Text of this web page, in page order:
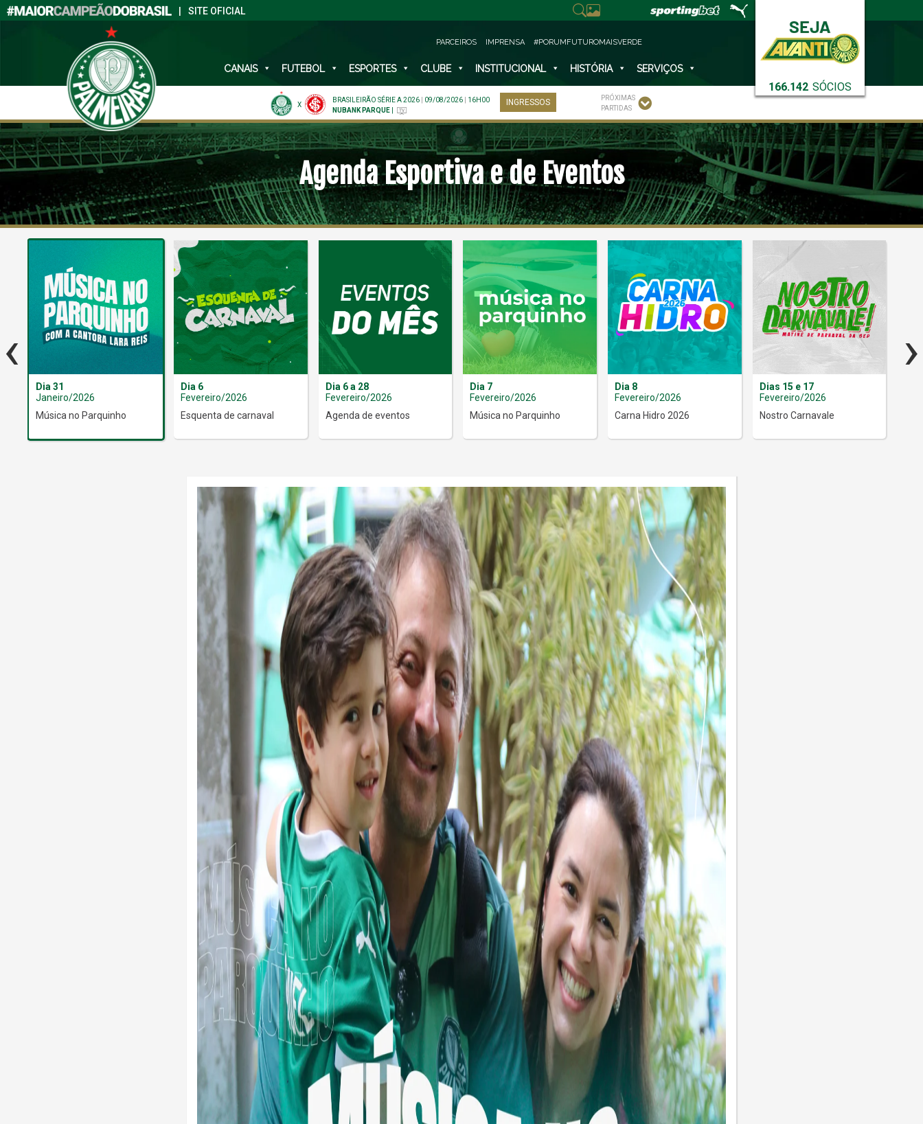
SITE OFICIAL
166.142 SÓCIOS
PARCEIROS IMPRENSA #PORUMFUTUROMAISVERDE
CANAIS FUTEBOL ESPORTES CLUBE INSTITUCIONAL HISTÓRIA SERVIÇOS
X
BRASILEIRÃO SÉRIE A 2026 09/08/2026
16H00
NUBANK PARQUE
INGRESSOS
PRÓXIMAS
PARTIDAS
Agenda Esportiva e de Eventos
Dia 31
Janeiro/2026
Música no Parquinho
Dia 6
Fevereiro/2026
Esquenta de carnaval
Dia 6 a 28
Fevereiro/2026
Agenda de eventos
Dia 7
Fevereiro/2026
Música no Parquinho
Dia 8
Fevereiro/2026
Carna Hidro 2026
Dias 15 e 17
Fevereiro/2026
Nostro Carnavale
‹ ›